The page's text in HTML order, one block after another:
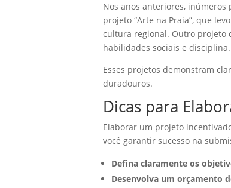
Nos anos anteriores,
projeto “Arte na Praia”, que
cultura regional. Outro projeto
habilidades sociais e disciplina.
Esses projetos demonstram
duradouros.
Dicas para
Elaborar um projeto
você garantir sucesso na
Defina claramente os
Desenvolva um orçamento